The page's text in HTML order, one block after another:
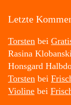
Letzte
Torsten bei
Rasina Klobanski
Honsgard
Torsten bei
Violine bei